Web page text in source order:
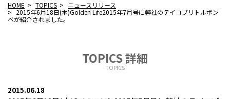
HOME TOPICS
ニュースリリース
2015年6月18日(木)Golden Life2015年7月号に弊社のテイコブリトルボン
ベが紹介されました。
TOPICS 詳細
TOPICS
2015.06.18